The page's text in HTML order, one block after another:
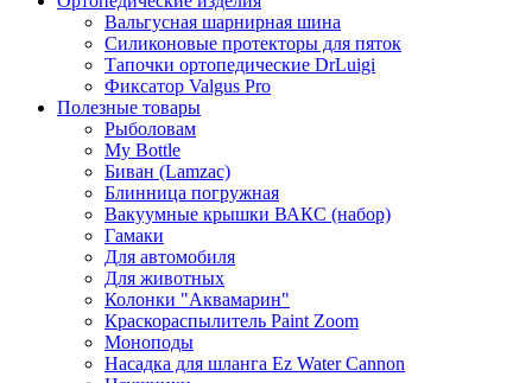
Вальгусная шарнирная шина
Силиконовые протекторы для пяток
Тапочки ортопедические DrLuigi
Фиксатор Valgus Pro
Полезные товары
Рыболовам
My Bottle
Биван (Lamzac)
Блинница погружная
Вакуумные крышки ВАКС (набор)
Гамаки
Для автомобиля
Для животных
Колонки "Аквамарин"
Краскораспылитель Paint Zoom
Моноподы
Насадка для шланга Ez Water Cannon